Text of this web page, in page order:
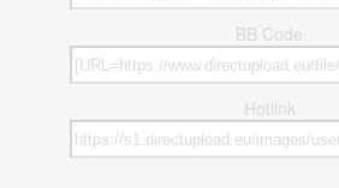
BB Code
Hotlink